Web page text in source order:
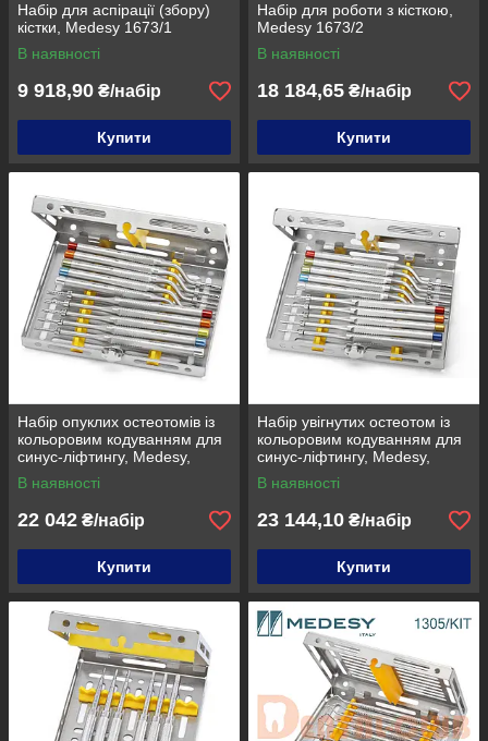
Набір для аспірації (збору)
кістки, Medesy 1673/1
В наявності
9 918,90 ₴/набір
Купити
Набір для роботи з кісткою,
Medesy 1673/2
В наявності
18 184,65 ₴/набір
Купити
Набір опуклих остеотомів із
кольоровим кодуванням для
синус-ліфтингу, Medesy,
1321/KIT
В наявності
22 042 ₴/набір
Купити
Набір увігнутих остеотом із
кольоровим кодуванням для
синус-ліфтингу, Medesy,
1322/KIT
В наявності
23 144,10 ₴/набір
Купити